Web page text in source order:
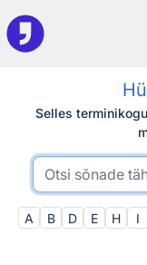
Otsingu juurde
Selles
A B D E H I